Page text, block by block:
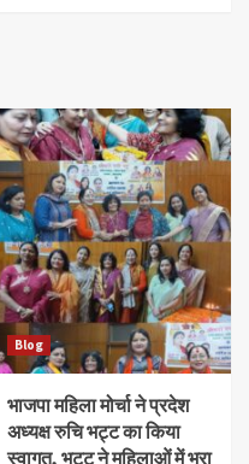
Blog
भाजपा महिला मोर्चा ने प्रदेश
अध्यक्ष रुचि भट्ट का किया
स्वागत, भट्ट ने महिलाओं में भरा